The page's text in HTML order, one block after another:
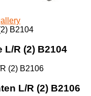
L/R (2) B2104
L/R (2) B2106